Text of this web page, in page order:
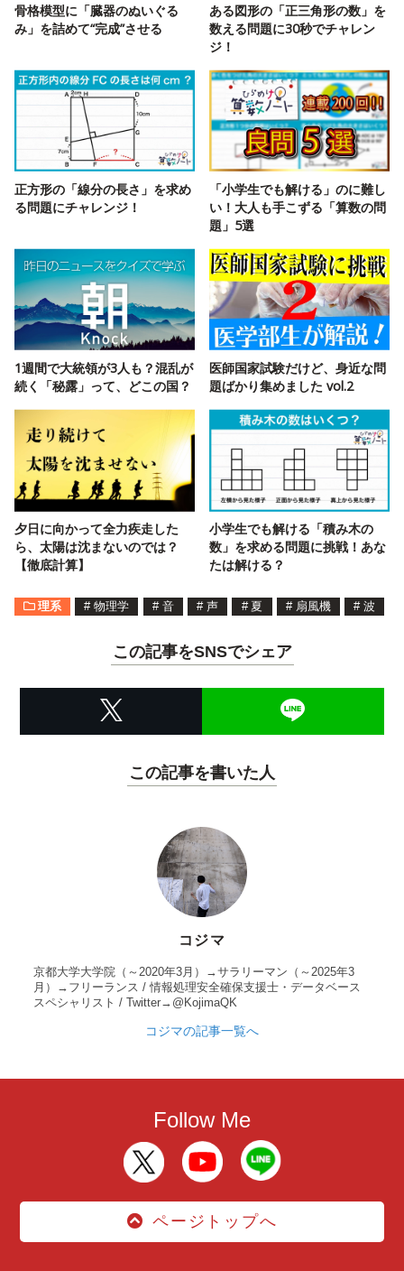
骨格模型に「臓器のぬいぐる
み」を詰めて“完成”させる
ある図形の「正三角形の数」を
数える問題に30秒でチャレン
ジ！
正方形の「線分の長さ」を求め
る問題にチャレンジ！
「小学生でも解ける」のに難し
い！大人も手こずる「算数の問
題」5選
1週間で大統領が3人も？混乱が
続く「秘露」って、どこの国？
医師国家試験だけど、身近な問
題ばかり集めました vol.2
夕日に向かって全力疾走した
ら、太陽は沈まないのでは？
【徹底計算】
小学生でも解ける「積み木の
数」を求める問題に挑戦！あな
たは解ける？
理系 # 物理学 # 音 # 声 # 夏 # 扇風機 # 波
この記事をSNSでシェア
この記事を書いた人
コジマ
京都大学大学院（～2020年3月）→サラリーマン（～2025年3
月）→フリーランス / 情報処理安全確保支援士・データベース
スペシャリスト / Twitter→@KojimaQK
コジマの記事一覧へ
Follow Me
ページトップへ